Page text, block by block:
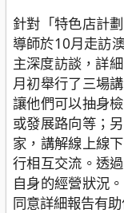
針對「特色店計
導師於10月走訪
主深度訪談，詳
月初舉行了三場
讓他們可以抽身
或發展路向等；
家，講解線上線
行相互交流。透
自身的經營狀況
同意詳細報告有